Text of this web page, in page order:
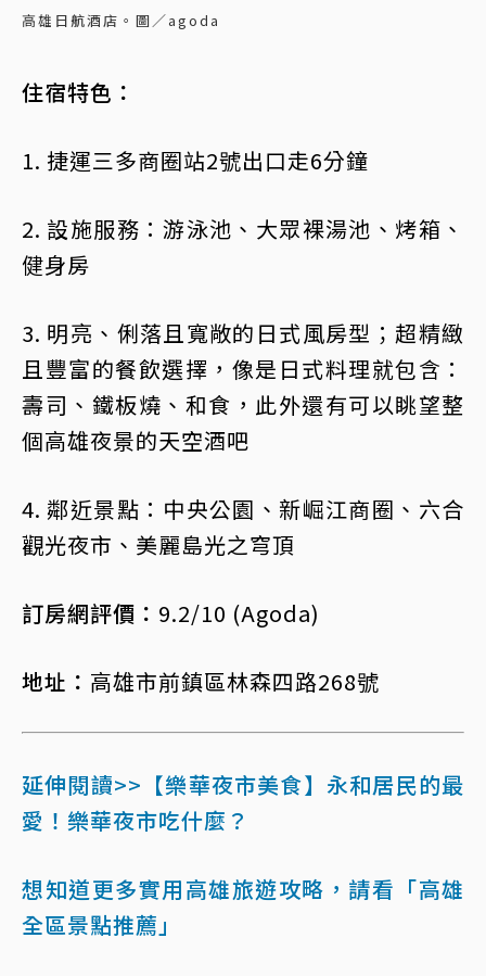
高雄日航酒店。圖／agoda
住宿特色：
1. 捷運三多商圈站2號出口走6分鐘
2. 設施服務：游泳池、大眾裸湯池、烤箱、
健身房
3. 明亮、俐落且寬敞的日式風房型；超精緻
且豐富的餐飲選擇，像是日式料理就包含：
壽司、鐵板燒、和食，此外還有可以眺望整
個高雄夜景的天空酒吧
4. 鄰近景點：中央公園、新崛江商圈、六合
觀光夜市、美麗島光之穹頂
訂房網評價： 9.2/10 (Agoda)
地址： 高雄市前鎮區林森四路268號
延伸閱讀>>【樂華夜市美食】永和居民的最
愛！樂華夜市吃什麼？
想知道更多實用高雄旅遊攻略，請看「高雄
全區景點推薦」